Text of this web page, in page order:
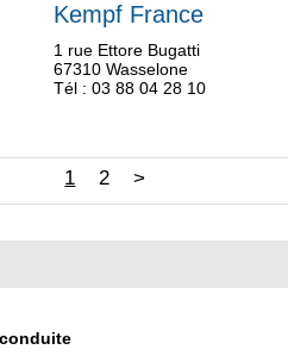
Kempf France
1 rue Ettore Bugatti
67310 Wasselone
Tél : 03 88 04 28 10
1 2 >